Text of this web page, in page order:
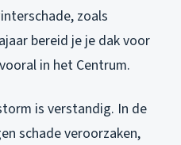
zoals
bereid je je dak voor
in het Centrum.
is verstandig. In de
schade veroorzaken,